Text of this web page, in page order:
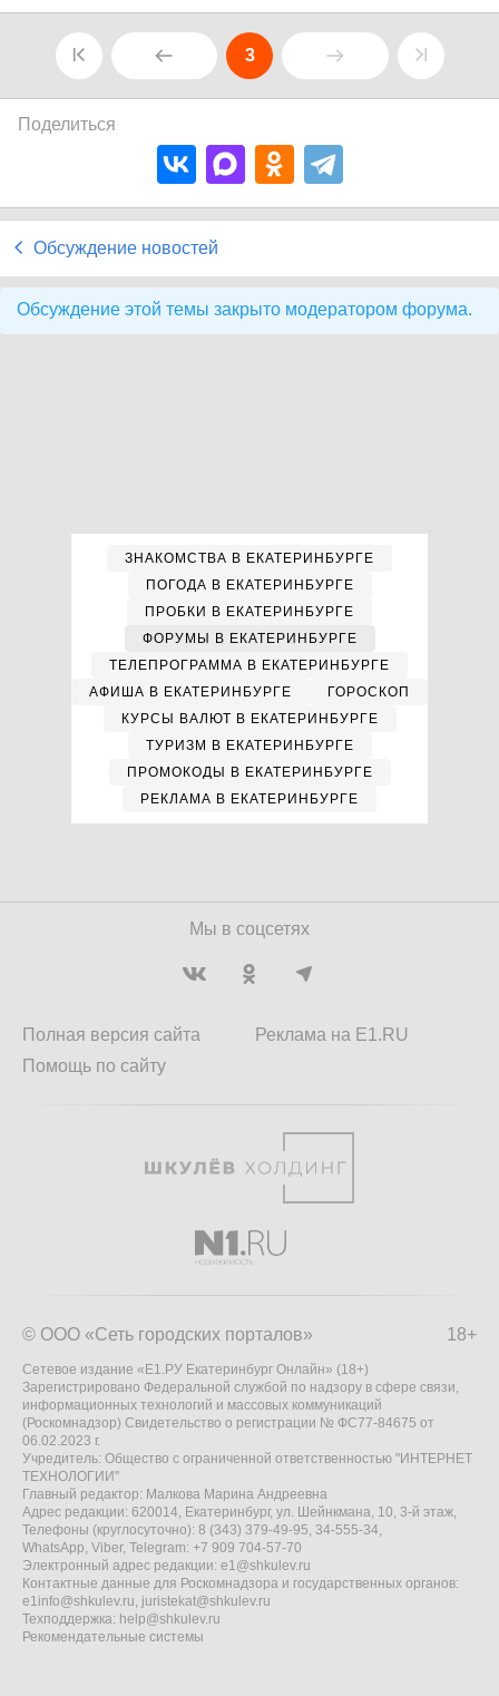
3
Поделиться
Обсуждение новостей
Обсуждение этой темы закрыто модератором форума.
ЗНАКОМСТВА В ЕКАТЕРИНБУРГЕ
ПОГОДА В ЕКАТЕРИНБУРГЕ
ПРОБКИ В ЕКАТЕРИНБУРГЕ
ФОРУМЫ В ЕКАТЕРИНБУРГЕ
ТЕЛЕПРОГРАММА В ЕКАТЕРИНБУРГЕ
АФИША В ЕКАТЕРИНБУРГЕ
ГОРОСКОП
КУРСЫ ВАЛЮТ В ЕКАТЕРИНБУРГЕ
ТУРИЗМ В ЕКАТЕРИНБУРГЕ
ПРОМОКОДЫ В ЕКАТЕРИНБУРГЕ
РЕКЛАМА В ЕКАТЕРИНБУРГЕ
Мы в соцсетях
Полная версия сайта
Помощь по сайту
Реклама на E1.RU
18+
© ООО «Сеть городских порталов»
Сетевое издание «Е1.РУ Екатеринбург Онлайн» (18+)
Зарегистрировано Федеральной службой по надзору в сфере связи,
информационных технологий и массовых коммуникаций
(Роскомнадзор) Свидетельство о регистрации № ФС77-84675 от
06.02.2023 г.
Учредитель: Общество с ограниченной ответственностью "ИНТЕРНЕТ
ТЕХНОЛОГИИ"
Главный редактор: Малкова Марина Андреевна
Адрес редакции: 620014, Екатеринбург, ул. Шейнкмана, 10, 3-й этаж,
Телефоны (круглосуточно): 8 (343) 379-49-95, 34-555-34,
WhatsApp, Viber, Telegram: +7 909 704-57-70
Электронный адрес редакции: e1@shkulev.ru
Контактные данные для Роскомнадзора и государственных органов:
e1info@shkulev.ru, juristekat@shkulev.ru
Техподдержка: help@shkulev.ru
Рекомендательные системы